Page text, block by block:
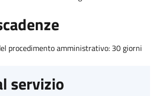
procedimento amministrativo: 30 giorni
servizio